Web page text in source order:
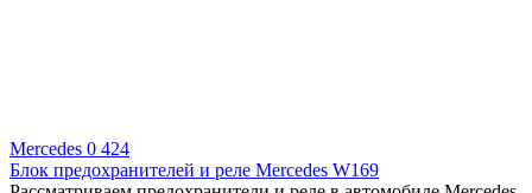
Mercedes 0 424
Блок предохранителей и реле Mercedes W169